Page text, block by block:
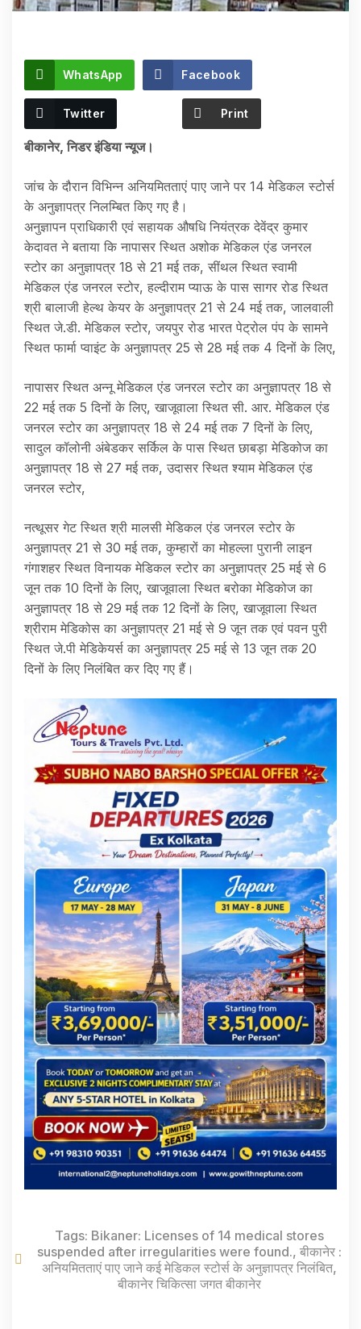
WhatsApp Facebook
Twitter Print
बीकानेर, निडर इंडिया न्यूज।
जांच के दौरान विभिन्न अनियमितताएं पाए जाने पर 14 मेडिकल स्टोर्स
के अनुज्ञापत्र निलम्बित किए गए है।
अनुज्ञापन प्राधिकारी एवं सहायक औषधि नियंत्रक देवेंद्र कुमार
केदावत ने बताया कि नापासर स्थित अशोक मेडिकल एंड जनरल
स्टोर का अनुज्ञापत्र 18 से 21 मई तक, सींथल स्थित स्वामी
मेडिकल एंड जनरल स्टोर, हल्दीराम प्याऊ के पास सागर रोड स्थित
श्री बालाजी हेल्थ केयर के अनुज्ञापत्र 21 से 24 मई तक, जालवाली
स्थित जे.डी. मेडिकल स्टोर, जयपुर रोड भारत पेट्रोल पंप के सामने
स्थित फार्मा प्वाइंट के अनुज्ञापत्र 25 से 28 मई तक 4 दिनों के लिए,
नापासर स्थित अन्नू मेडिकल एंड जनरल स्टोर का अनुज्ञापत्र 18 से
22 मई तक 5 दिनों के लिए, खाजूवाला स्थित सी. आर. मेडिकल एंड
जनरल स्टोर का अनुज्ञापत्र 18 से 24 मई तक 7 दिनों के लिए,
सादुल कॉलोनी अंबेडकर सर्किल के पास स्थित छाबड़ा मेडिकोज का
अनुज्ञापत्र 18 से 27 मई तक, उदासर स्थित श्याम मेडिकल एंड
जनरल स्टोर,
नत्थूसर गेट स्थित श्री मालसी मेडिकल एंड जनरल स्टोर के
अनुज्ञापत्र 21 से 30 मई तक, कुम्हारों का मोहल्ला पुरानी लाइन
गंगाशहर स्थित विनायक मेडिकल स्टोर का अनुज्ञापत्र 25 मई से 6
जून तक 10 दिनों के लिए, खाजूवाला स्थित बरोका मेडिकोज का
अनुज्ञापत्र 18 से 29 मई तक 12 दिनों के लिए, खाजूवाला स्थित
श्रीराम मेडिकोस का अनुज्ञापत्र 21 मई से 9 जून तक एवं पवन पुरी
स्थित जे.पी मेडिकेयर्स का अनुज्ञापत्र 25 मई से 13 जून तक 20
दिनों के लिए निलंबित कर दिए गए हैं।
Tags: Bikaner: Licenses of 14 medical stores
suspended after irregularities were found., बीकानेर :
अनियमितताएं पाए जाने कई मेडिकल स्टोर्स के अनुज्ञापत्र निलंबित,
बीकानेर चिकित्सा जगत बीकानेर